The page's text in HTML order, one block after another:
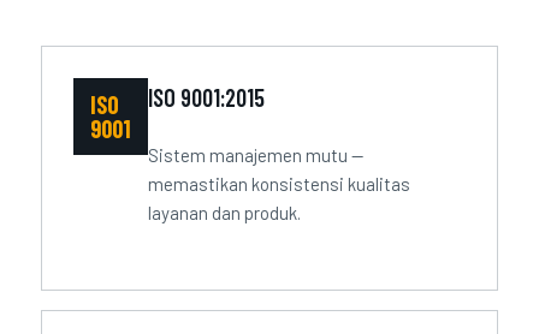
ISO
9001
ISO 9001:2015
Sistem manajemen mutu —
memastikan konsistensi kualitas
layanan dan produk.